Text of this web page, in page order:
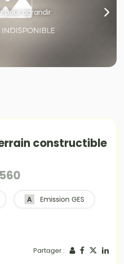
pour agrandir
constructible
A Emission GES
Partager :